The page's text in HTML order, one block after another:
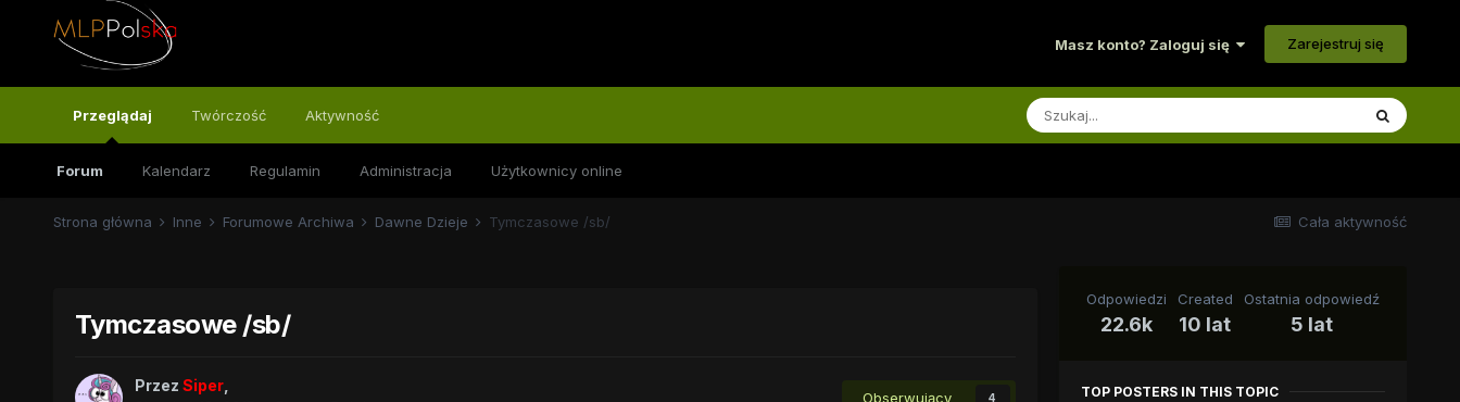
Masz konto? Zaloguj się Zarejestruj się
Przeglądaj
Forum Kalendarz Regulamin Administracja Użytkownicy online
Twórczość Aktywność
Cała aktywność
Strona główna Inne Forumowe Archiwa Dawne Dzieje Tymczasowe /sb/
Tymczasowe /sb/
Przez Siper,
Obserwujący 4
Odpowiedzi
22.6k
Created
10 lat
Ostatnia odpowiedź
5 lat
TOP POSTERS IN THIS TOPIC